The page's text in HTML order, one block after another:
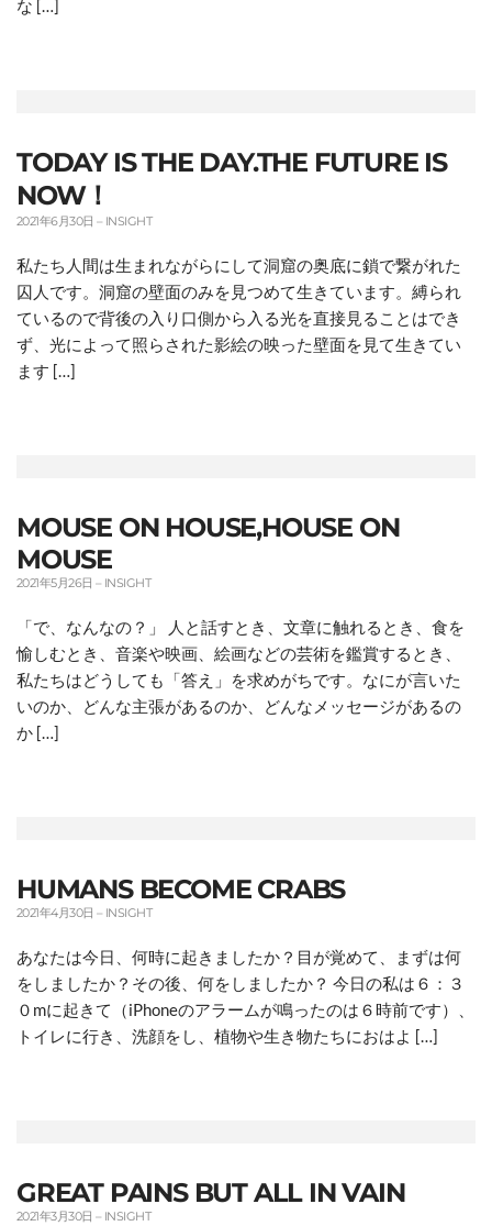
な […]
TODAY IS THE DAY.THE FUTURE IS
NOW！
2021年6月30日 – INSIGHT
私たち人間は生まれながらにして洞窟の奥底に鎖で繋がれた
囚人です。洞窟の壁面のみを見つめて生きています。縛られ
ているので背後の入り口側から入る光を直接見ることはでき
ず、光によって照らされた影絵の映った壁面を見て生きてい
ます […]
MOUSE ON HOUSE,HOUSE ON
MOUSE
2021年5月26日 – INSIGHT
「で、なんなの？」 人と話すとき、文章に触れるとき、食を
愉しむとき、音楽や映画、絵画などの芸術を鑑賞するとき、
私たちはどうしても「答え」を求めがちです。なにが言いた
いのか、どんな主張があるのか、どんなメッセージがあるの
か […]
HUMANS BECOME CRABS
2021年4月30日 – INSIGHT
あなたは今日、何時に起きましたか？目が覚めて、まずは何
をしましたか？その後、何をしましたか？ 今日の私は６：３
０mに起きて（iPhoneのアラームが鳴ったのは６時前です）、
トイレに行き、洗顔をし、植物や生き物たちにおはよ […]
GREAT PAINS BUT ALL IN VAIN
2021年3月30日 – INSIGHT